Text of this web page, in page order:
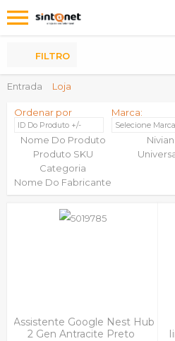
Entrada Loja
FILTRO
Ordenar por
ID Do Produto +/-
Nome Do Produto
Produto SKU
Categoria
Nome Do Fabricante
Marca:
Selecione Marca
Nivian
Assistente Google Nest Hub
2 Gen Antracite Preto